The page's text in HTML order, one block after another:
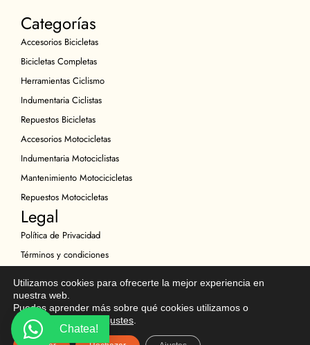
Categorías
Accesorios Bicicletas
Bicicletas Completas
Herramientas Ciclismo
Indumentaria Ciclistas
Repuestos Bicicletas
Accesorios Motocicletas
Indumentaria Motociclistas
Mantenimiento Motocicicletas
Repuestos Motocicletas
Legal
Política de Privacidad
Términos y condiciones
Política de Devoluciones
Descargo de Responsabilidad
Copyright
Utilizamos cookies para ofrecerte la mejor experiencia en
nuestra web.
Puedes aprender más sobre qué cookies utilizamos o
desactivarlas en los
ajustes
Chatea!